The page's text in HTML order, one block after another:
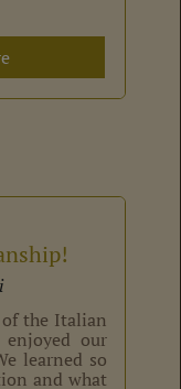
of the Italian
our
learned so
and what